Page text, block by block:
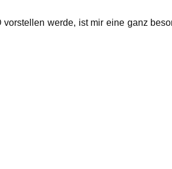
werde, ist mir eine ganz